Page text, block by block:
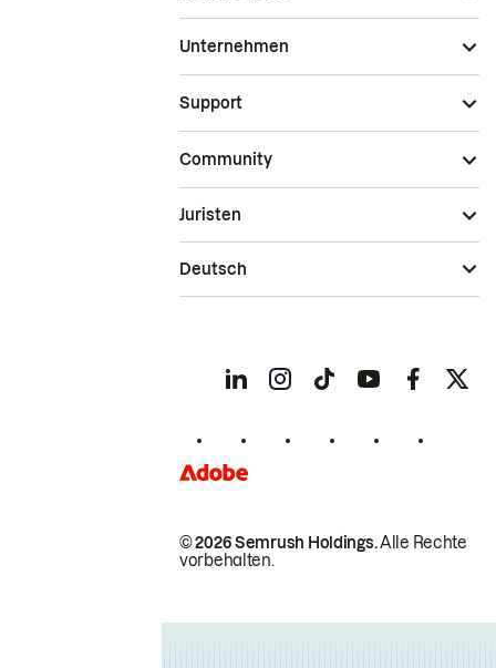
Unternehmen
Support
Community
© 2026 Semrush Holdings.Alle Rechte
vorbehalten.
Juristen
Deutsch